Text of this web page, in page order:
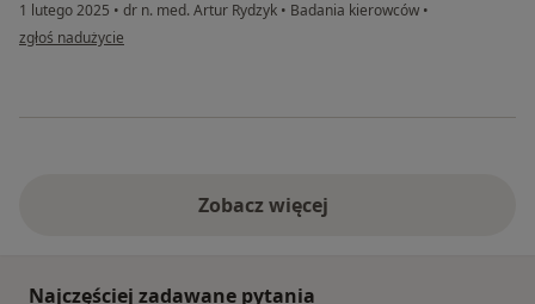
1 lutego 2025 • dr n. med. Artur Rydzyk • Badania kierowców •
w opinii użytkownika Agnieszka
zgłoś nadużycie
Zobacz więcej
Najczęściej zadawane pytania